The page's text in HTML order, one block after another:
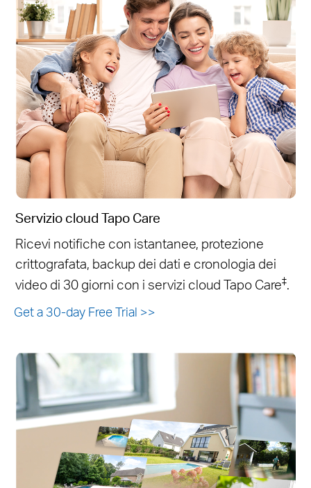
Servizio cloud Tapo Care
Ricevi notifiche con istantanee, protezione
crittografata, backup dei dati e cronologia dei
video di 30 giorni con i servizi cloud Tapo Care‡.
Get a 30-day Free Trial >>